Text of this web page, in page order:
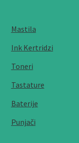
Mastila
Ink Kertridzi
Toneri
Tastature
Baterije
Punjači